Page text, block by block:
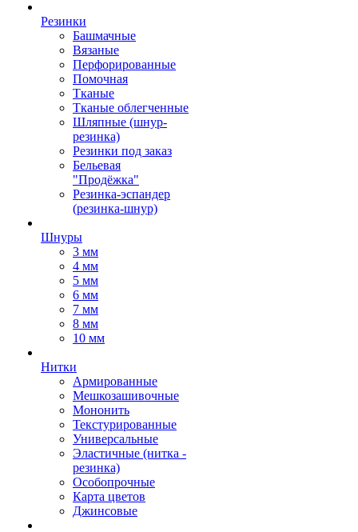
Резинки
Башмачные
Вязаные
Перфорированные
Помочная
Тканые
Тканые облегченные
Шляпные (шнур-
резинка)
Резинки под заказ
Бельевая
"Продёжка"
Резинка-эспандер
(резинка-шнур)
Шнуры
3 мм
4 мм
5 мм
6 мм
7 мм
8 мм
10 мм
Нитки
Армированные
Мешкозашивочные
Мононить
Текстурированные
Универсальные
Эластичные (нитка -
резинка)
Особопрочные
Карта цветов
Джинсовые